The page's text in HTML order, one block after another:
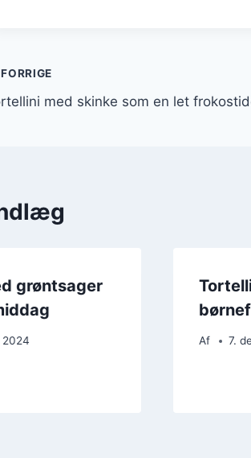
FORRIGE
med skinke som en let
grøntsager
2024 Af 7.